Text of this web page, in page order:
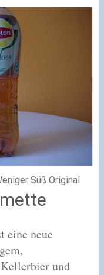
Süß Original
eine neue
und